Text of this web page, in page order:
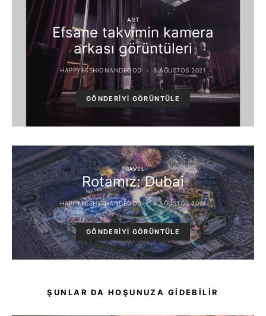
ART
Efsane takvimin kamera
arkası görüntüleri
HAPPYFASHIONANDFOOD 8 AĞUSTOS 2021
GÖNDERIYI GÖRÜNTÜLE
TRAVEL
Rotamız: Dubai
HAPPYFASHIONANDFOOD 9 AĞUSTOS 2021
GÖNDERIYI GÖRÜNTÜLE
ŞUNLAR DA HOŞUNUZA GIDEBILIR